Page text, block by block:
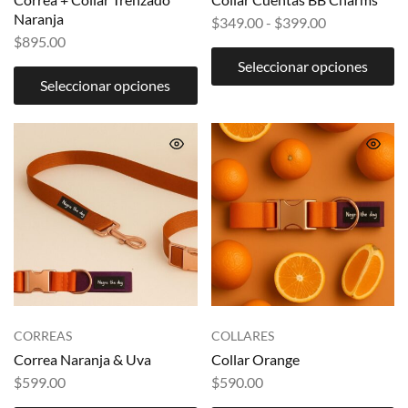
Naranja
$895.00
Seleccionar opciones
$349.00- $399.00
Seleccionar opciones
CORREAS
Correa Naranja & Uva
$599.00
COLLARES
Collar Orange
$590.00